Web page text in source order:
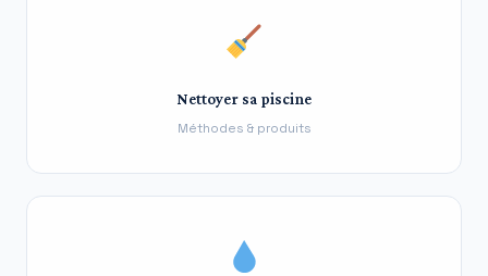
Nettoyer sa piscine
Méthodes & produits